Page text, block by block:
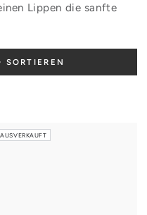
Lippen die sanfte
SORTIEREN
AUSVERKAUFT